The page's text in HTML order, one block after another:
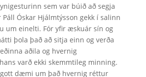
sem var búið að segja
Óskar Hjálmtýsson gekk í salinn
um einelti. Fór yfir æskuár sín og
þola það að sitja einn og verða
aðila og hvernig
varð ekki skemmtileg minning.
dæmi um það hvernig réttur